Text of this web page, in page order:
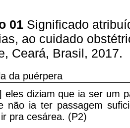
01 Significado
ao cuidado
Ceará, Brasil, 2017.
da puérpera
eles diziam que ia ser um
não ia ter passagem
pra cesárea. (P2)